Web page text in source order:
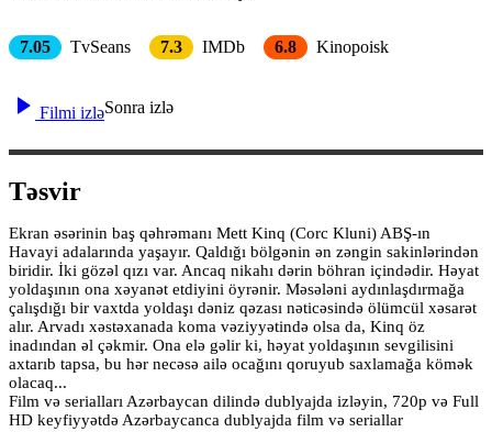
7.05 TvSeans 7.3 IMDb 6.8 Kinopoisk
Filmi izləSonra izlə
Təsvir
Ekran əsərinin baş qəhrəmanı Mett Kinq (Corc Kluni) ABŞ-ın
Havayi adalarında yaşayır. Qaldığı bölgənin ən zəngin sakinlərindən
biridir. İki gözəl qızı var. Ancaq nikahı dərin böhran içindədir. Həyat
yoldaşının ona xəyanət etdiyini öyrənir. Məsələni aydınlaşdırmağa
çalışdığı bir vaxtda yoldaşı dəniz qəzası nəticəsində ölümcül xəsarət
alır. Arvadı xəstəxanada koma vəziyyətində olsa da, Kinq öz
inadından əl çəkmir. Ona elə gəlir ki, həyat yoldaşının sevgilisini
axtarıb tapsa, bu hər necəsə ailə ocağını qoruyub saxlamağa kömək
olacaq...
Film və serialları Azərbaycan dilində dublyajda izləyin, 720p və Full
HD keyfiyyətdə Azərbaycanca dublyajda film və seriallar